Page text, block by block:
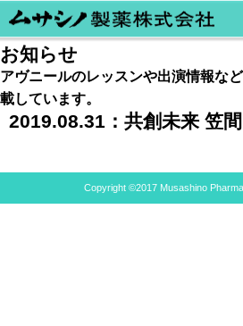
お知らせ
アヴニールのレッスンや出演情報な
載しています。
2019.08.31： 共創未来 笠
Copyright ©2017 Musashino